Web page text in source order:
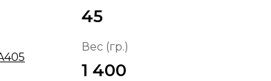
45
Вес (гр.)
1 400